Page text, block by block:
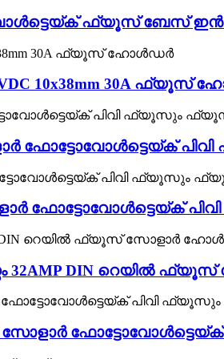
ഫ്യൂസ് ബേസ്
10x38mm 30A ഫ്യൂസ്
സോളാർ
സോളാർ
32AMP DIN റെയിൽ
10×38 സോളാർ